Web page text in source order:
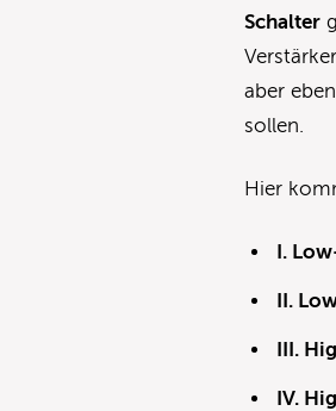
Schalter
aber
sollen.
Hier
I.
II.
III.
IV.